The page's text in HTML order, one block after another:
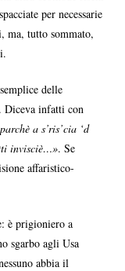
per necessarie
ma, tutto sommato,
delle
Diceva infatti con
a s’ris’cia ‘d
invisciè…». Se
affaristico-
è prigioniero a
sgarbo agli Usa
abbia il